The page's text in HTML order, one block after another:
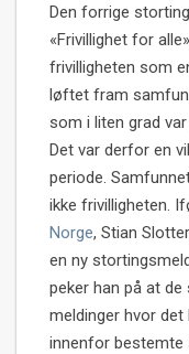
Den forrige
«Frivillighet for
frivilligheten som
løftet fram
som i liten grad
Det var derfor en
periode.
ikke frivilligheten.
Norge, Stian
en ny
peker han på at
meldinger hvor
innenfor bestemte